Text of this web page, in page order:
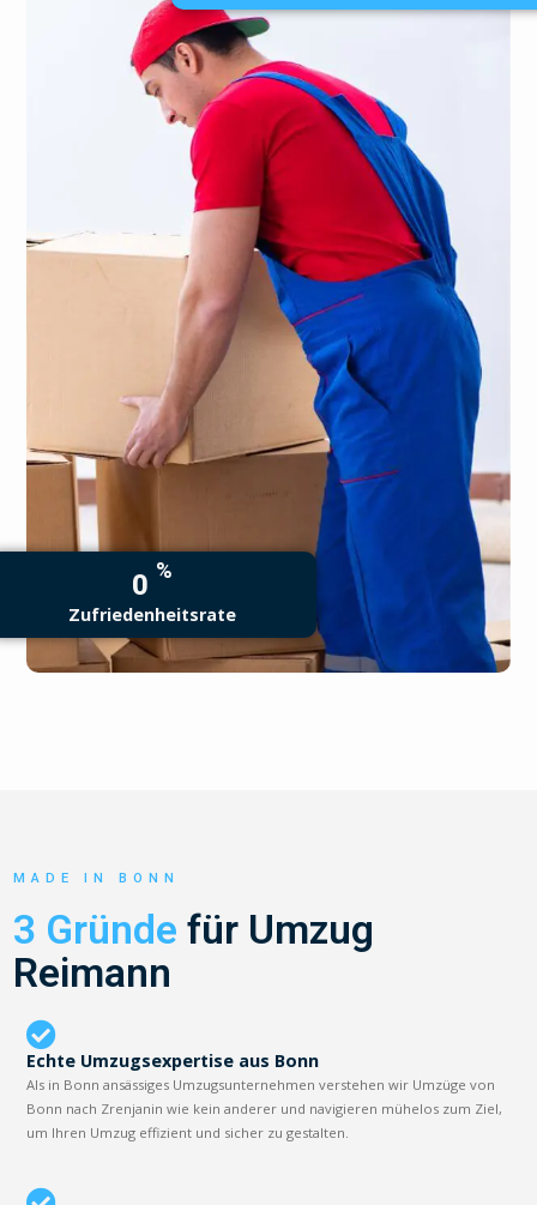
0 %
Zufriedenheitsrate
MADE IN BONN
3 Gründe für Umzug
Reimann
Echte Umzugsexpertise aus Bonn
Als in Bonn ansässiges Umzugsunternehmen verstehen wir Umzüge von
Bonn nach Zrenjanin wie kein anderer und navigieren mühelos zum Ziel,
um Ihren Umzug effizient und sicher zu gestalten.